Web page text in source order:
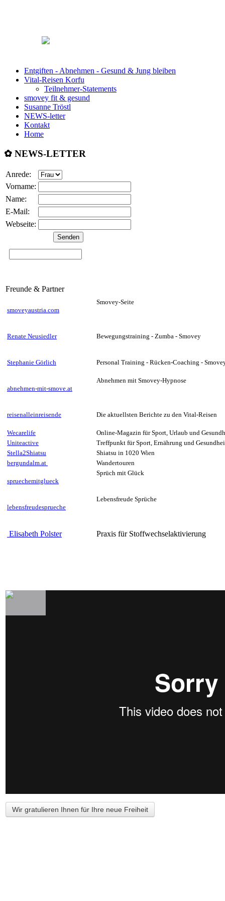
Entgiften - Abnehmen - Gesund & Jung bleiben
Vital-Reisen Korfu
Teilnehmer-Statements
smovey fit & gesund
Susanne Tröstl
NEWS-letter
Kontakt
Home
✿ NEWS-LETTER
Anrede:
Vorname:
Name:
E-Mail:
Webseite:
Freunde & Partner
smoveyaustria.com
Smovey-Seite
Renate Neusiedler Bewegungstraining - Zumba - Smovey
Stephanie Görlich Personal Training - Rücken-Coaching -
abnehmen-mit-smove.at
Abnehmen mit Smovey-Hypnose
reisenalleinreisende Die aktuellsten Berichte zu den Vital-Reisen
Wecarelife
Online-Magazin für Sport, Urlaub und
Uniteactive
Treffpunkt für Sport, Ernährung und
Stella2Shiatsu
Shiatsu in 1020 Wien
bergundalm.at
Wandertouren
spruechemitglueck
Sprüch mit Glück
lebensfreudesprueche
Lebensfreude Sprüche
Elisabeth Polster Praxis für Stoffwechselaktivierung
Wir gratulieren Ihnen für Ihre neue Freiheit